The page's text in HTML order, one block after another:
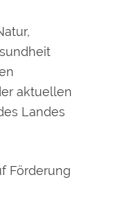
aktuellen
Landes
Förderung